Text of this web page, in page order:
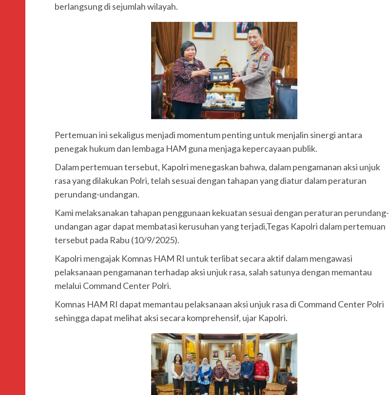
berlangsung di sejumlah wilayah.
Pertemuan ini sekaligus menjadi momentum penting untuk menjalin sinergi antara
penegak hukum dan lembaga HAM guna menjaga kepercayaan publik.
Dalam pertemuan tersebut, Kapolri menegaskan bahwa, dalam pengamanan aksi unjuk
rasa yang dilakukan Polri, telah sesuai dengan tahapan yang diatur dalam peraturan
perundang-undangan.
Kami melaksanakan tahapan penggunaan kekuatan sesuai dengan peraturan perundang-
undangan agar dapat membatasi kerusuhan yang terjadi,Tegas Kapolri dalam pertemuan
tersebut pada Rabu (10/9/2025).
Kapolri mengajak Komnas HAM RI untuk terlibat secara aktif dalam mengawasi
pelaksanaan pengamanan terhadap aksi unjuk rasa, salah satunya dengan memantau
melalui Command Center Polri.
Komnas HAM RI dapat memantau pelaksanaan aksi unjuk rasa di Command Center Polri
sehingga dapat melihat aksi secara komprehensif, ujar Kapolri.